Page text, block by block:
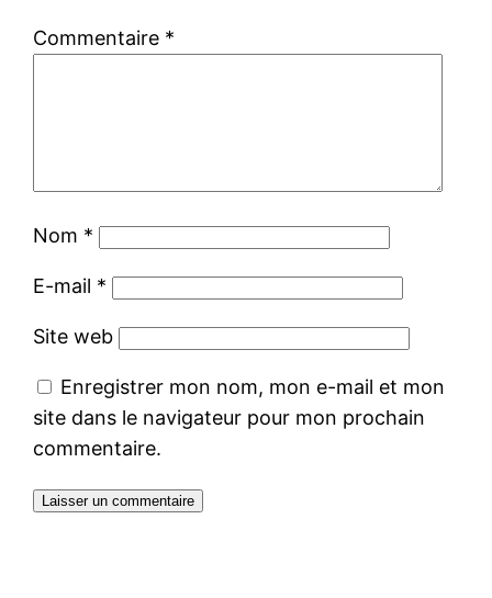
Commentaire *
Nom *
E-mail *
Site web
Enregistrer mon nom, mon e-mail et mon
site dans le navigateur pour mon prochain
commentaire.